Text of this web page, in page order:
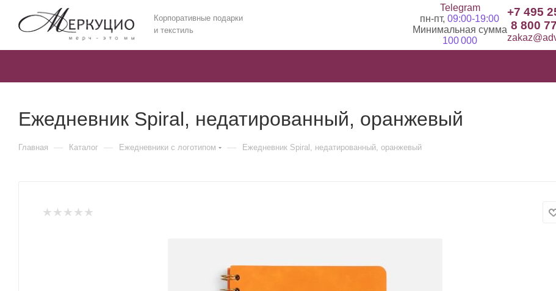
Корпоративные подарки
и текстиль
Telegram
пн-пт, 09:00-19:00
Минимальная сумма
100 000
+7 495
8 800
Ежедневник Spiral, недатированный, оранжевый
Главная — Каталог — Ежедневники c логотипом — Ежедневник Spiral, недатированный, оранжевый